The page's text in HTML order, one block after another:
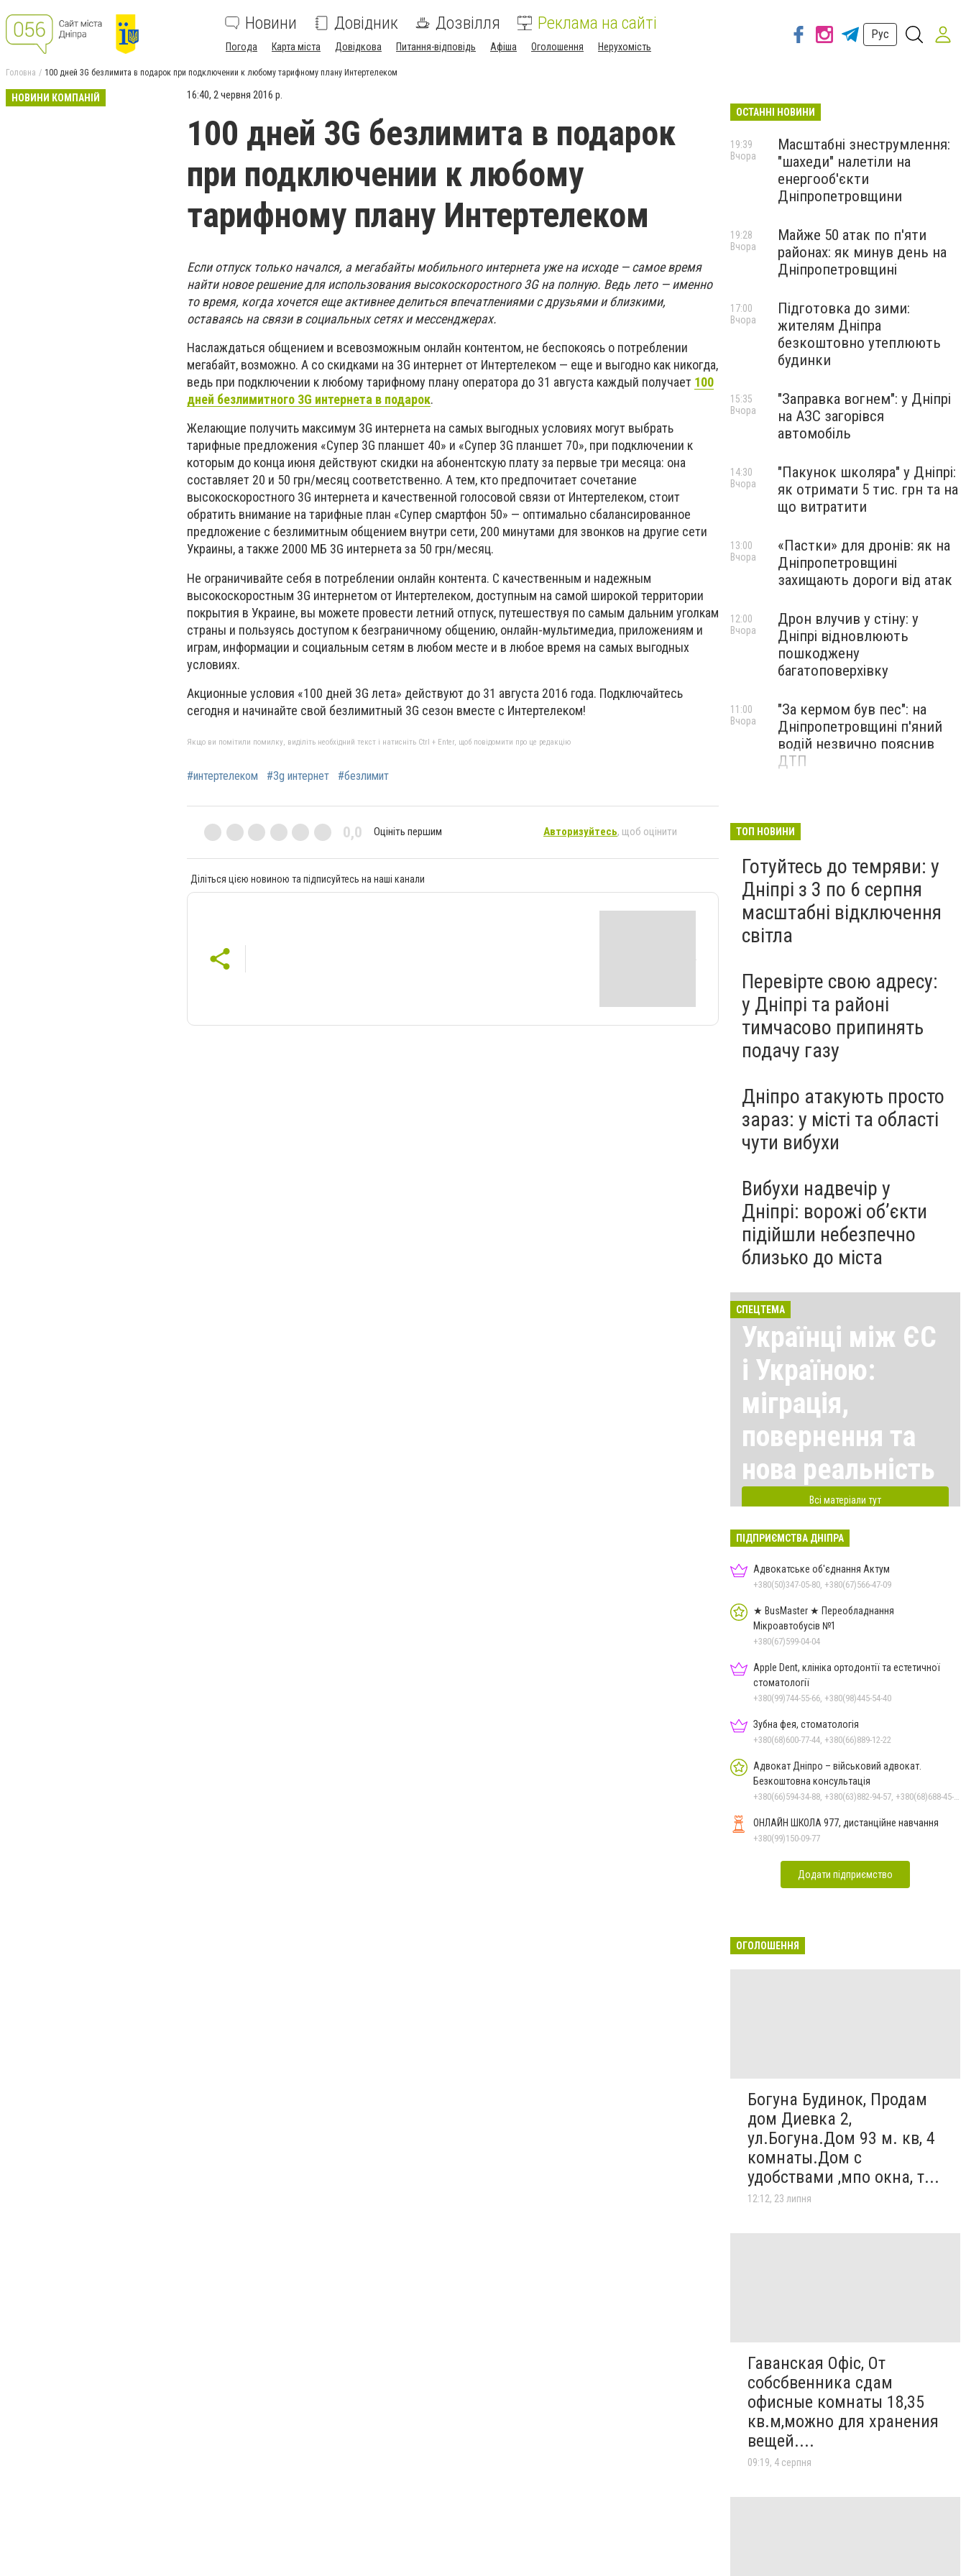
Новини Довідник Дозвілля Реклама на сайті
Погода Карта міста Довідкова Питання-відповідь Афіша Оголошення Нерухомість
Рус
Головна 100 дней 3G безлимита в подарок при подключении к любому тарифному плану Интертелеком
НОВИНИ КОМПАНІЙ 16:40, 2 червня 2016 р.
100 дней 3G безлимита в подарок
при подключении к любому
тарифному плану Интертелеком
Если отпуск только начался, а мегабайты мобильного интернета уже на исходе — самое время
найти новое решение для использования высокоскоростного 3G на полную. Ведь лето — именно
то время, когда хочется еще активнее делиться впечатлениями с друзьями и близкими,
оставаясь на связи в социальных сетях и мессенджерах.
Наслаждаться общением и всевозможным онлайн контентом, не беспокоясь о потреблении
мегабайт, возможно. А со скидками на 3G интернет от Интертелеком — еще и выгодно как никогда,
ведь при подключении к любому тарифному плану оператора до 31 августа каждый получает 100
дней безлимитного 3G интернета в подарок.
Желающие получить максимум 3G интернета на самых выгодных условиях могут выбрать
тарифные предложения «Супер 3G планшет 40» и «Супер 3G планшет 70», при подключении к
которым до конца июня действуют скидки на абонентскую плату за первые три месяца: она
составляет 20 и 50 грн/месяц соответственно. А тем, кто предпочитает сочетание
высокоскоростного 3G интернета и качественной голосовой связи от Интертелеком, стоит
обратить внимание на тарифные план «Супер смартфон 50» — оптимально сбалансированное
предложение с безлимитным общением внутри сети, 200 минутами для звонков на другие сети
Украины, а также 2000 МБ 3G интернета за 50 грн/месяц.
Не ограничивайте себя в потреблении онлайн контента. С качественным и надежным
высокоскоростным 3G интернетом от Интертелеком, доступным на самой широкой территории
покрытия в Украине, вы можете провести летний отпуск, путешествуя по самым дальним уголкам
страны и пользуясь доступом к безграничному общению, онлайн-мультимедиа, приложениям и
играм, информации и социальным сетям в любом месте и в любое время на самых выгодных
условиях.
Акционные условия «100 дней 3G лета» действуют до 31 августа 2016 года. Подключайтесь
сегодня и начинайте свой безлимитный 3G сезон вместе с Интертелеком!
Якщо ви помітили помилку, виділіть необхідний текст і натисніть Ctrl + Enter, щоб повідомити про це редакцію
#интертелеком #3g интернет #безлимит
0,0 Оцініть першим Авторизуйтесь, щоб оцінити
Діліться цією новиною та підписуйтесь на наші канали
ОСТАННІ НОВИНИ
Масштабні знеструмлення:
"шахеди" налетіли на
енергооб'єкти
Дніпропетровщини
19:39
Вчора
Майже 50 атак по п'яти
районах: як минув день на
Дніпропетровщині
19:28
Вчора
Підготовка до зими:
жителям Дніпра
безкоштовно утеплюють
будинки
17:00
Вчора
"Заправка вогнем": у Дніпрі
на АЗС загорівся
автомобіль
15:35
Вчора
"Пакунок школяра" у Дніпрі:
як отримати 5 тис. грн та на
що витратити
14:30
Вчора
«Пастки» для дронів: як на
Дніпропетровщині
захищають дороги від атак
13:00
Вчора
Дрон влучив у стіну: у
Дніпрі відновлюють
пошкоджену
багатоповерхівку
12:00
Вчора
"За кермом був пес": на
Дніпропетровщині п'яний
водій незвично пояснив
ДТП
11:00
Вчора
ТОП НОВИНИ
Готуйтесь до темряви: у
Дніпрі з 3 по 6 серпня
масштабні відключення
світла
Перевірте свою адресу:
у Дніпрі та районі
тимчасово припинять
подачу газу
Дніпро атакують просто
зараз: у місті та області
чути вибухи
Вибухи надвечір у
Дніпрі: ворожі об’єкти
підійшли небезпечно
близько до міста
СПЕЦТЕМА
Українці між ЄС
і Україною:
міграція,
повернення та
нова реальність
Всі матеріали тут
ПІДПРИЄМСТВА ДНІПРА
Адвокатське об'єднання Актум
+380(50)347-05-80, +380(67)566-47-09
★ BusMaster ★ Переобладнання
Мікроавтобусів №1
+380(67)599-04-04
Apple Dent, клініка ортодонтії та естетичної
стоматології
+380(99)744-55-66, +380(98)445-54-40
Зубна фея, стоматологія
+380(68)600-77-44, +380(66)889-12-22
Адвокат Дніпро – військовий адвокат.
Безкоштовна консультація
ОНЛАЙН ШКОЛА 977, дистанційне навчання
+380(99)150-09-77
Додати підприємство
ОГОЛОШЕННЯ
Богуна Будинок, Продам
дом Диевка 2,
ул.Богуна.Дом 93 м. кв, 4
комнаты.Дом с
удобствами ,мпо окна, т...
12:12, 23 липня
Гаванская Офіс, От
собсбвенника сдам
офисные комнаты 18,35
кв.м,можно для хранения
вещей....
09:19, 4 серпня